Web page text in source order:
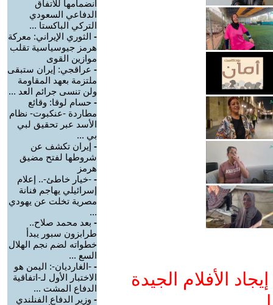
الأفلام الجيدة
انضمامها للاتفاق
الدفاعي السعودي
التركي الباكستا ...
- الثوري الإيراني: معركة
هرمز جيوسياسية تقلب
موازين القوى
- عراقجي: إيران ستبقى
ملتزمة بعهد المقاومة
ولن تنسى جرائم العد ...
- حسام لوقا: وقائع
مطاردة -عنكبوت- نظام
الأسد عبر تحقيق لبي
بي ...
- إيران تكشف عن
شروطها لفتح مضيق
هرمز
- -خيار خاطئ-.. إعلام
إسرائيلي يهاجم فنانة
مصرية تخلت عن يهودي
...
- بعد محمد صلاح..
طرابزون سبور يبدأ
خطواته لضم نجم الهلال
السع ...
- -الغارديان-: اليمن هو
الاختبار الأول لـ-اتفاقية
الدفاع المشت ...
- وزير الدفاع الفنلندي